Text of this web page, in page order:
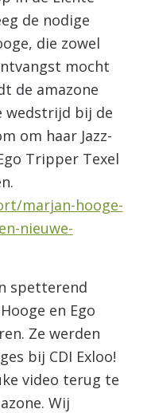
de nodige
die zowel
mocht
de amazone
wedstrijd bij de
om haar Jazz-
Tripper Texel
marjan-hooge-
nieuwe-
spetterend
en Ego
Ze werden
bij CDI Exloo!
video terug te
Wij